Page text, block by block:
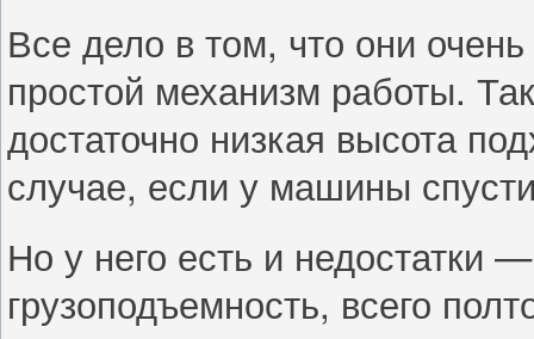
Все дело в том, что они
простой механизм работы.
достаточно низкая высота
случае, если у машины
Но у него есть и недостатки
грузоподъемность, всего